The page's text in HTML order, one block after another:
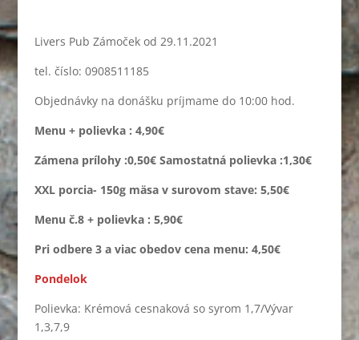
Livers Pub Zámoček od 29.11.2021
tel. číslo: 0908511185
Objednávky na donášku príjmame do 10:00 hod.
Menu + polievka : 4,90€
Zámena prílohy :0,50€ Samostatná polievka :1,30€
XXL porcia- 150g mäsa v surovom stave: 5,50€
Menu č.8 + polievka : 5,90€
Pri odbere 3 a viac obedov cena menu: 4,50€
Pondelok
Polievka: Krémová cesnaková so syrom 1,7/Vývar
1,3,7,9